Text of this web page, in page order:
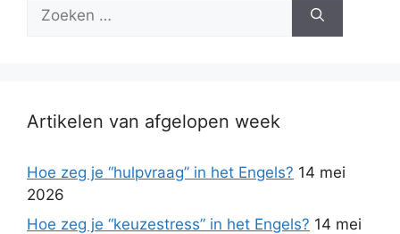
naar:
Artikelen van afgelopen week
Hoe zeg je “hulpvraag” in het Engels? 14 mei
2026
Hoe zeg je “keuzestress” in het Engels? 14 mei